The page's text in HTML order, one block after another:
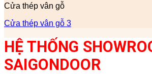
Cửa thép vân gỗ
Cửa thép vân gỗ 3
HỆ THỐNG
SAIGONDOOR